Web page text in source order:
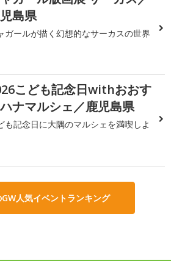
島県
ガールが描く幻想的なサーカスの世界
こども記念日withおおす
ナマルシェ／鹿児島県
も記念日に大隅のマルシェを満喫しよ
人気イベントランキング